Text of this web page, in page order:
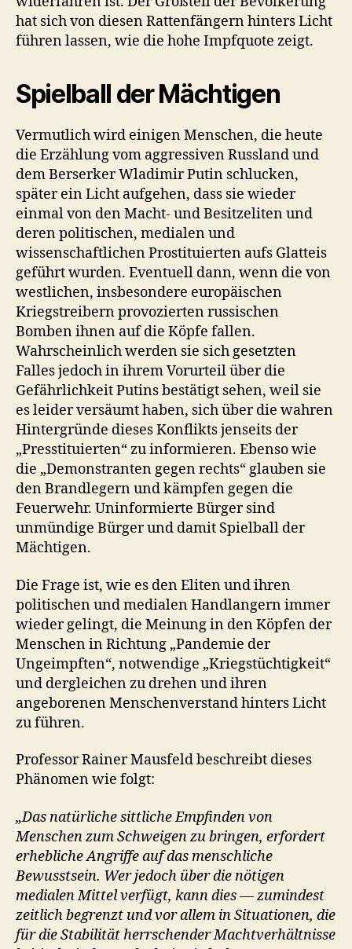
hat sich von diesen Rattenfängern hinters Licht
führen lassen, wie die hohe Impfquote zeigt.
Spielball der Mächtigen
Vermutlich wird einigen Menschen, die heute
die Erzählung vom aggressiven Russland und
dem Berserker Wladimir Putin schlucken,
später ein Licht aufgehen, dass sie wieder
einmal von den Macht- und Besitzeliten und
deren politischen, medialen und
wissenschaftlichen Prostituierten aufs Glatteis
geführt wurden. Eventuell dann, wenn die von
westlichen, insbesondere europäischen
Kriegstreibern provozierten russischen
Bomben ihnen auf die Köpfe fallen.
Wahrscheinlich werden sie sich gesetzten
Falles jedoch in ihrem Vorurteil über die
Gefährlichkeit Putins bestätigt sehen, weil sie
es leider versäumt haben, sich über die wahren
Hintergründe dieses Konflikts jenseits der
„Presstituierten“ zu informieren. Ebenso wie
die „Demonstranten gegen rechts“ glauben sie
den Brandlegern und kämpfen gegen die
Feuerwehr. Uninformierte Bürger sind
unmündige Bürger und damit Spielball der
Mächtigen.
Die Frage ist, wie es den Eliten und ihren
politischen und medialen Handlangern immer
wieder gelingt, die Meinung in den Köpfen der
Menschen in Richtung „Pandemie der
Ungeimpften“, notwendige „Kriegstüchtigkeit“
und dergleichen zu drehen und ihren
angeborenen Menschenverstand hinters Licht
zu führen.
Professor Rainer Mausfeld beschreibt dieses
Phänomen wie folgt:
„Das natürliche sittliche Empfinden von
Menschen zum Schweigen zu bringen, erfordert
erhebliche Angriffe auf das menschliche
Bewusstsein. Wer jedoch über die nötigen
medialen Mittel verfügt, kann dies — zumindest
zeitlich begrenzt und vor allem in Situationen, die
für die Stabilität herrschender Machtverhältnisse